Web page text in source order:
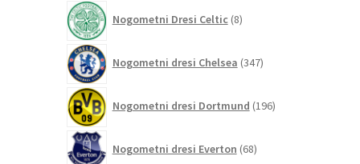
Nogometni Dresi Celtic 8izdelkov
Nogometni dresi Chelsea 347izdelkov
Nogometni dresi Dortmund 196izdelkov
Nogometni dresi Everton 68izdelkov